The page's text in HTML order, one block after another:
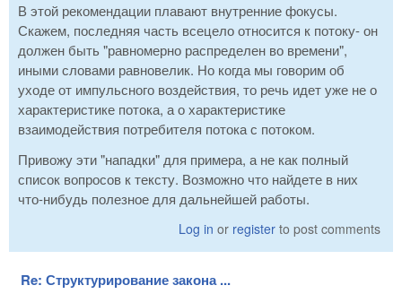
В этой рекомендации плавают внутренние фокусы.
Скажем, последняя часть всецело относится к потоку- он
должен быть "равномерно распределен во времени",
иными словами равновелик. Но когда мы говорим об
уходе от импульсного воздействия, то речь идет уже не о
характеристике потока, а о характеристике
взаимодействия потребителя потока с потоком.
Привожу эти "нападки" для примера, а не как полный
список вопросов к тексту. Возможно что найдете в них
что-нибудь полезное для дальнейшей работы.
Log in or register to post comments
Re: Структурирование закона ...